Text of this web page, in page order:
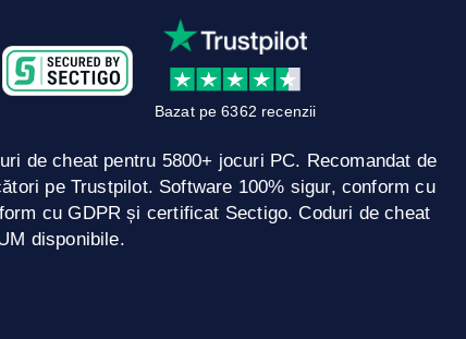
Bazat pe 6362 recenzii
de cheat pentru 5800+ jocuri PC. Recomandat de
pe Trustpilot. Software 100% sigur, conform cu
cu GDPR și certificat Sectigo. Coduri de cheat
disponibile.